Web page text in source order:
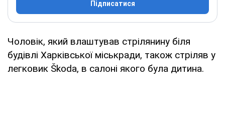
Підписатися
Чоловік, який влаштував стрілянину біля
будівлі Харківської міськради, також стріляв у
легковик Škoda, в салоні якого була дитина.